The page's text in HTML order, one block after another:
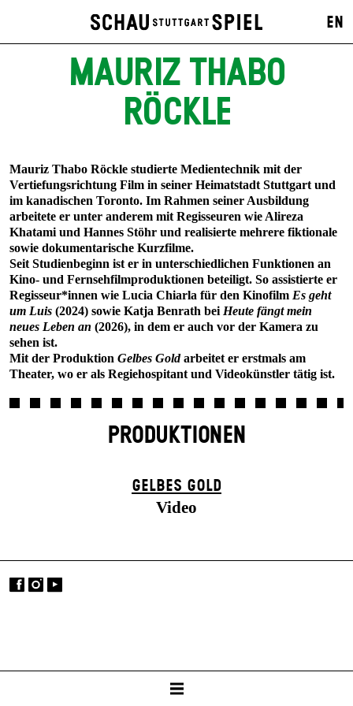
EN
MAURIZ THABO
RÖCKLE
Mauriz Thabo Röckle studierte Medientechnik mit der
Vertiefungsrichtung Film in seiner Heimatstadt Stuttgart und
im kanadischen Toronto. Im Rahmen seiner Ausbildung
arbeitete er unter anderem mit Regisseuren wie Alireza
Khatami und Hannes Stöhr und realisierte mehrere fiktionale
sowie dokumentarische Kurzfilme.
Seit Studienbeginn ist er in unterschiedlichen Funktionen an
Kino- und Fernsehfilmproduktionen beteiligt. So assistierte er
Regisseur*innen wie Lucia Chiarla für den Kinofilm Es geht
um Luis (2024) sowie Katja Benrath bei Heute fängt mein
neues Leben an (2026), in dem er auch vor der Kamera zu
sehen ist.
Mit der Produktion Gelbes Goldarbeitet er erstmals am
Theater, wo er als Regiehospitant und Videokünstler tätig ist.
PRODUKTIONEN
GELBES GOLD
Video